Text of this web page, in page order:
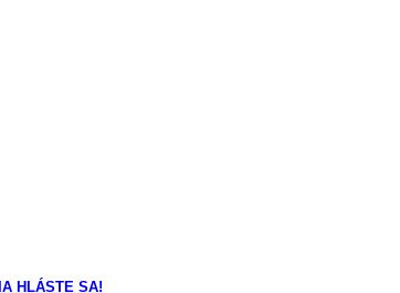
HLÁSTE SA!